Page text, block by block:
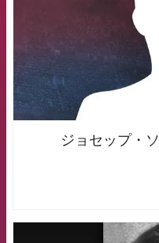
ジョセップ・